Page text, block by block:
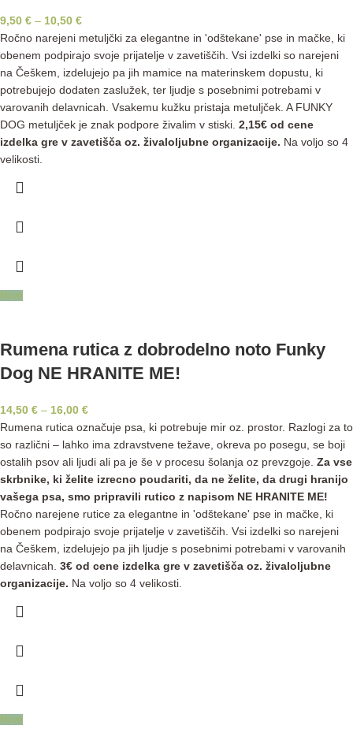
9,50 € – 10,50 €
Ročno narejeni metuljčki za elegantne in 'odštekane' pse in mačke, ki
obenem podpirajo svoje prijatelje v zavetiščih. Vsi izdelki so narejeni
na Češkem, izdelujejo pa jih mamice na materinskem dopustu, ki
potrebujejo dodaten zaslužek, ter ljudje s posebnimi potrebami v
varovanih delavnicah. Vsakemu kužku pristaja metuljček. A FUNKY
DOG metuljček je znak podpore živalim v stiski. 2,15€ od cene
izdelka gre v zavetišča oz. živaloljubne organizacije. Na voljo so 4
velikosti.
Novo
Rumena rutica z dobrodelno noto Funky
Dog NE HRANITE ME!
14,50 € – 16,00 €
Rumena rutica označuje psa, ki potrebuje mir oz. prostor. Razlogi za to
so različni – lahko ima zdravstvene težave, okreva po posegu, se boji
ostalih psov ali ljudi ali pa je še v procesu šolanja oz prevzgoje. Za vse
skrbnike, ki želite izrecno poudariti, da ne želite, da drugi hranijo
vašega psa, smo pripravili rutico z napisom NE HRANITE ME!
Ročno narejene rutice za elegantne in 'odštekane' pse in mačke, ki
obenem podpirajo svoje prijatelje v zavetiščih. Vsi izdelki so narejeni
na Češkem, izdelujejo pa jih ljudje s posebnimi potrebami v varovanih
delavnicah. 3€ od cene izdelka gre v zavetišča oz. živaloljubne
organizacije. Na voljo so 4 velikosti.
Novo